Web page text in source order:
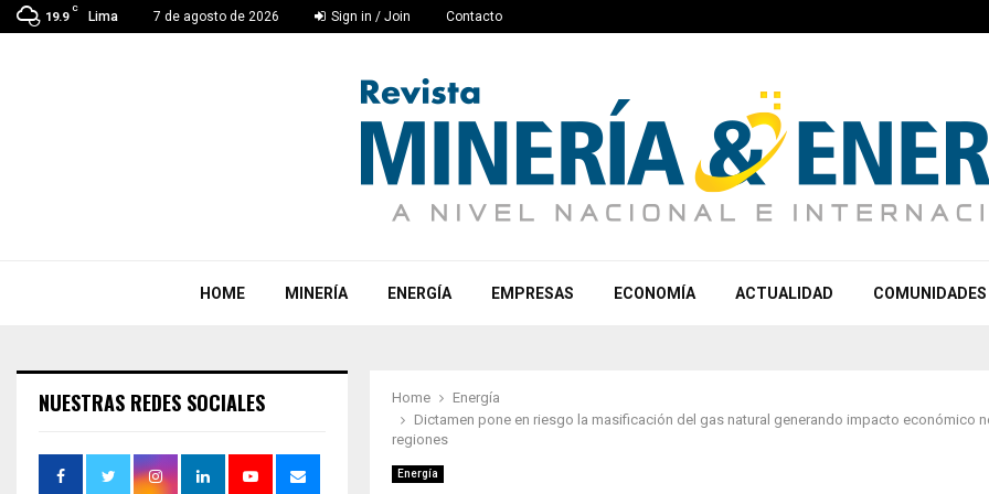
19.9
C
Lima 7 de agosto de 2026 Sign in / Join Contacto
HOME MINERÍA ENERGÍA EMPRESAS ECONOMÍA ACTUALIDAD COMUNIDADES
Home
Energía
Dictamen pone en riesgo la masificación del gas natural generando impacto económico
regiones
Energía
NUESTRAS REDES SOCIALES